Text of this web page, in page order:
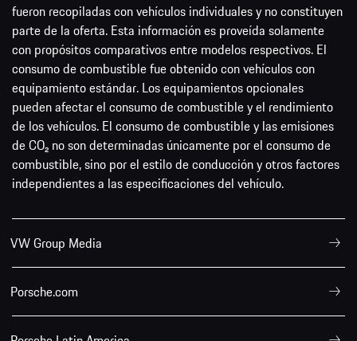
fueron recopiladas con vehículos individuales y no constituyen
parte de la oferta. Esta información es proveída solamente
con propósitos comparativos entre modelos respectivos. El
consumo de combustible fue obtenido con vehículos con
equipamiento estándar. Los equipamientos opcionales
pueden afectar el consumo de combustible y el rendimiento
de los vehículos. El consumo de combustible y las emisiones
de CO₂ no son determinadas únicamente por el consumo de
combustible, sino por el estilo de conducción y otros factores
independientes a las especificaciones del vehículo.
VW Group Media
Porsche.com